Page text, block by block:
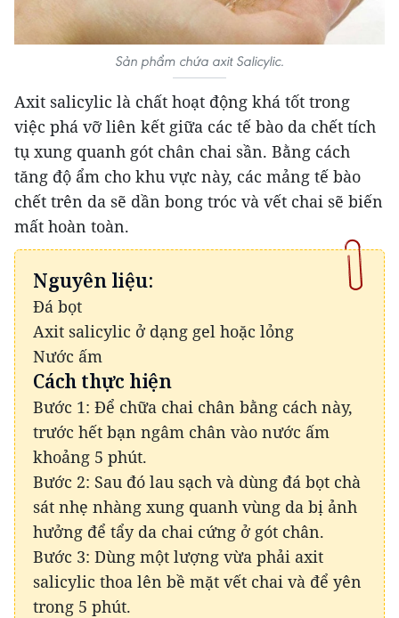
Sản phẩm chứa axit Salicylic.
Axit salicylic là chất hoạt động khá tốt trong
việc phá vỡ liên kết giữa các tế bào da chết tích
tụ xung quanh gót chân chai sần. Bằng cách
tăng độ ẩm cho khu vực này, các mảng tế bào
chết trên da sẽ dần bong tróc và vết chai sẽ biến
mất hoàn toàn.
Nguyên liệu:
Đá bọt
Axit salicylic ở dạng gel hoặc lỏng
Nước ấm
Cách thực hiện
Bước 1: Để chữa chai chân bằng cách này,
trước hết bạn ngâm chân vào nước ấm
khoảng 5 phút.
Bước 2: Sau đó lau sạch và dùng đá bọt chà
sát nhẹ nhàng xung quanh vùng da bị ảnh
hưởng để tẩy da chai cứng ở gót chân.
Bước 3: Dùng một lượng vừa phải axit
salicylic thoa lên bề mặt vết chai và để yên
trong 5 phút.